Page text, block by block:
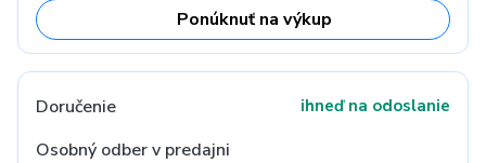
Ponúknuť na výkup
Doručenie ihneď na odoslanie
Osobný odber v predajni